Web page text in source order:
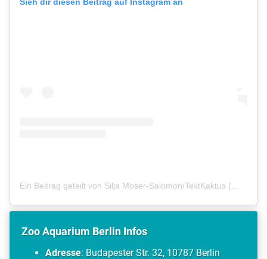
Ein Beitrag geteilt von Silja Moser-Salomon/TextKaktus (@textkaktus)
Zoo Aquarium Berlin Infos
Adresse: Budapester Str. 32, 10787 Berlin